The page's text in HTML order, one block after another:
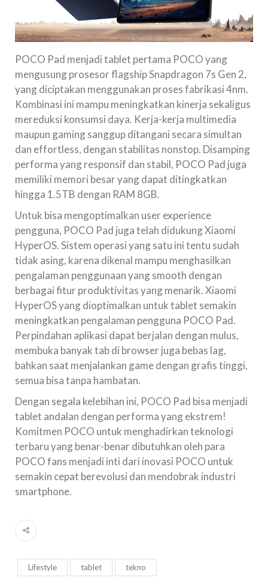
POCO Pad menjadi tablet pertama POCO yang
mengusung prosesor flagship Snapdragon 7s Gen 2,
yang diciptakan menggunakan proses fabrikasi 4nm.
Kombinasi ini mampu meningkatkan kinerja sekaligus
mereduksi konsumsi daya. Kerja-kerja multimedia
maupun gaming sanggup ditangani secara simultan
dan effortless, dengan stabilitas nonstop. Disamping
performa yang responsif dan stabil, POCO Pad juga
memiliki memori besar yang dapat ditingkatkan
hingga 1.5TB dengan RAM 8GB.
Untuk bisa mengoptimalkan user experience
pengguna, POCO Pad juga telah didukung Xiaomi
HyperOS. Sistem operasi yang satu ini tentu sudah
tidak asing, karena dikenal mampu menghasilkan
pengalaman penggunaan yang smooth dengan
berbagai fitur produktivitas yang menarik. Xiaomi
HyperOS yang dioptimalkan untuk tablet semakin
meningkatkan pengalaman pengguna POCO Pad.
Perpindahan aplikasi dapat berjalan dengan mulus,
membuka banyak tab di browser juga bebas lag,
bahkan saat menjalankan game dengan grafis tinggi,
semua bisa tanpa hambatan.
Dengan segala kelebihan ini, POCO Pad bisa menjadi
tablet andalan dengan performa yang ekstrem!
Komitmen POCO untuk menghadirkan teknologi
terbaru yang benar-benar dibutuhkan oleh para
POCO fans menjadi inti dari inovasi POCO untuk
semakin cepat berevolusi dan mendobrak industri
smartphone.
Lifestyle tablet tekno